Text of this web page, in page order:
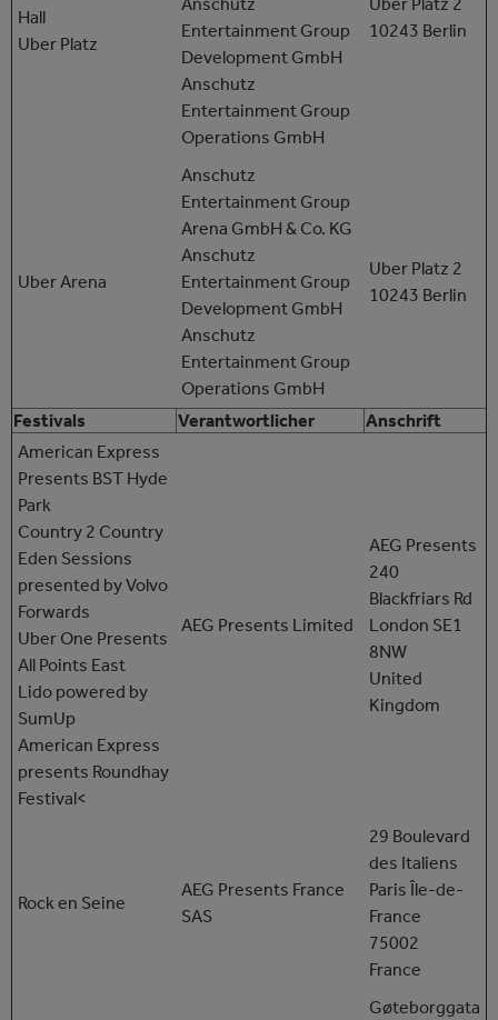
Hall
Uber Platz
Entertainment Group
Development GmbH
Anschutz
Entertainment Group
Operations GmbH
10243 Berlin
Uber Arena
Anschutz
Entertainment Group
Arena GmbH & Co. KG
Anschutz
Entertainment Group
Development GmbH
Anschutz
Entertainment Group
Operations GmbH
Uber Platz 2
10243 Berlin
Festivals Verantwortlicher
Anschrift
American Express
Presents BST Hyde
Park
Country 2 Country
Eden Sessions
presented by Volvo
Forwards
Uber One Presents
All Points East
Lido powered by
SumUp
American Express
presents Roundhay
Festival<
AEG Presents Limited
AEG Presents
240
Blackfriars Rd
London SE1
8NW
United
Kingdom
Rock en Seine
AEG Presents France
SAS
29 Boulevard
des Italiens
Paris Île-de-
France
75002
France
Gøteborggata